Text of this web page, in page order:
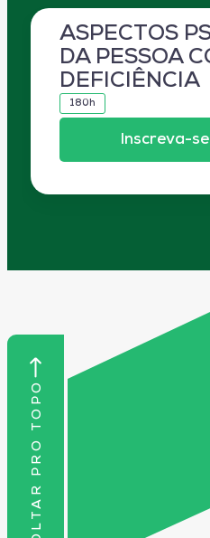
ASPECTOS
DA PESSOA
DEFICIÊNCIA
180h
Inscreva-se
VOLTAR PRO TOPO